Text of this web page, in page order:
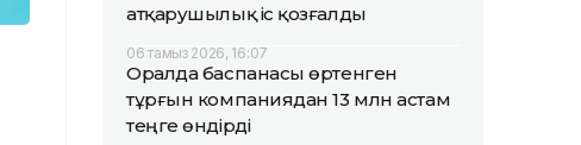
атқарушылық іс қозғалды
06 тамыз 2026, 16:07
Оралда баспанасы өртенген
тұрғын компаниядан 13 млн астам
теңге өндірді